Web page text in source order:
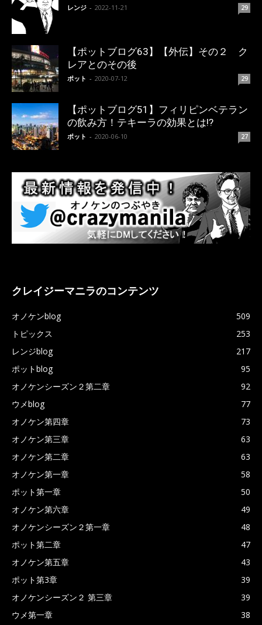
レンジ - 2022-11-21 29
【ポットブログ63】【外伝】その２ ク
レアとのその後
ポット - 2020-07-12 29
【ポットブログ51】フィリピンベテラン
の飲み方！テキーラの効果とは!?
ポット - 2020-06-10 27
クレイジーマニラのコンテンツ
オノケンblog
509
トピックス
253
レンジblog
217
ポットblog
95
オノケンシーズン２第二章
92
ウメblog
77
オノケン第四章
73
オノケン第三章
63
オノケン第二章
63
オノケン第一章
58
ポット第一章
50
オノケン第六章
49
オノケンシーズン２第一章
48
ポット第二章
47
オノケン第五章
43
ポット第3章
39
オノケンシーズン２ 第三章
39
ウメ第一章
38